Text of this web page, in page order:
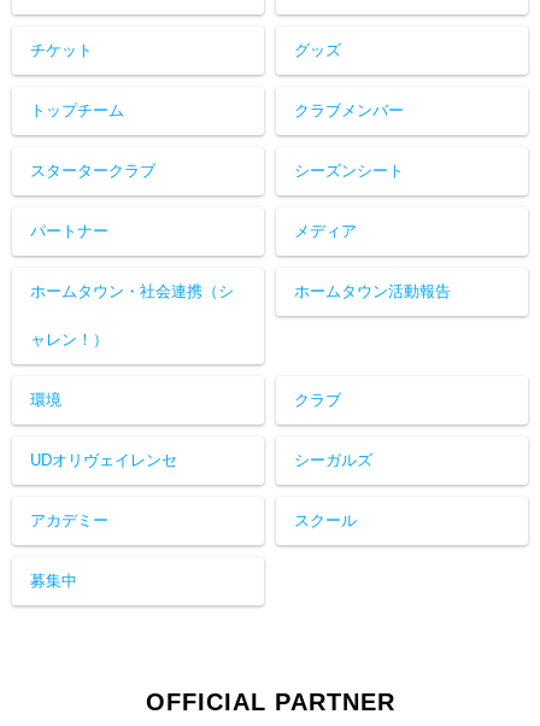
チケット グッズ
トップチーム クラブメンバー
スタータークラブ シーズンシート
パートナー メディア
ホームタウン・社会連携（シ
ャレン！）
ホームタウン活動報告
環境 クラブ
UDオリヴェイレンセ シーガルズ
アカデミー スクール
募集中
OFFICIAL PARTNER